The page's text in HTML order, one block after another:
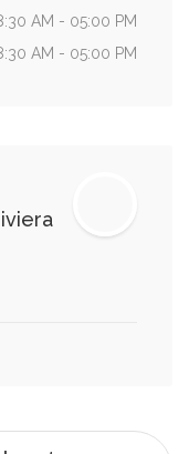
AM - 05:00 PM
AM - 05:00 PM